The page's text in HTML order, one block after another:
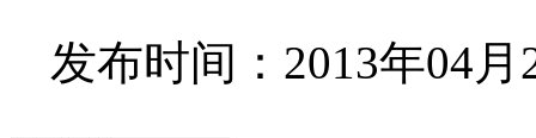
发布时间：2013年04月